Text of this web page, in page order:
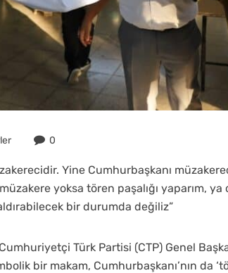
0
Yine Cumhurbaşkanı
yoksa tören paşalığı yaparım, ya
bir durumda değiliz”
Türk Partisi (CTP) Genel
bir makam, Cumhurbaşkanı’nın da